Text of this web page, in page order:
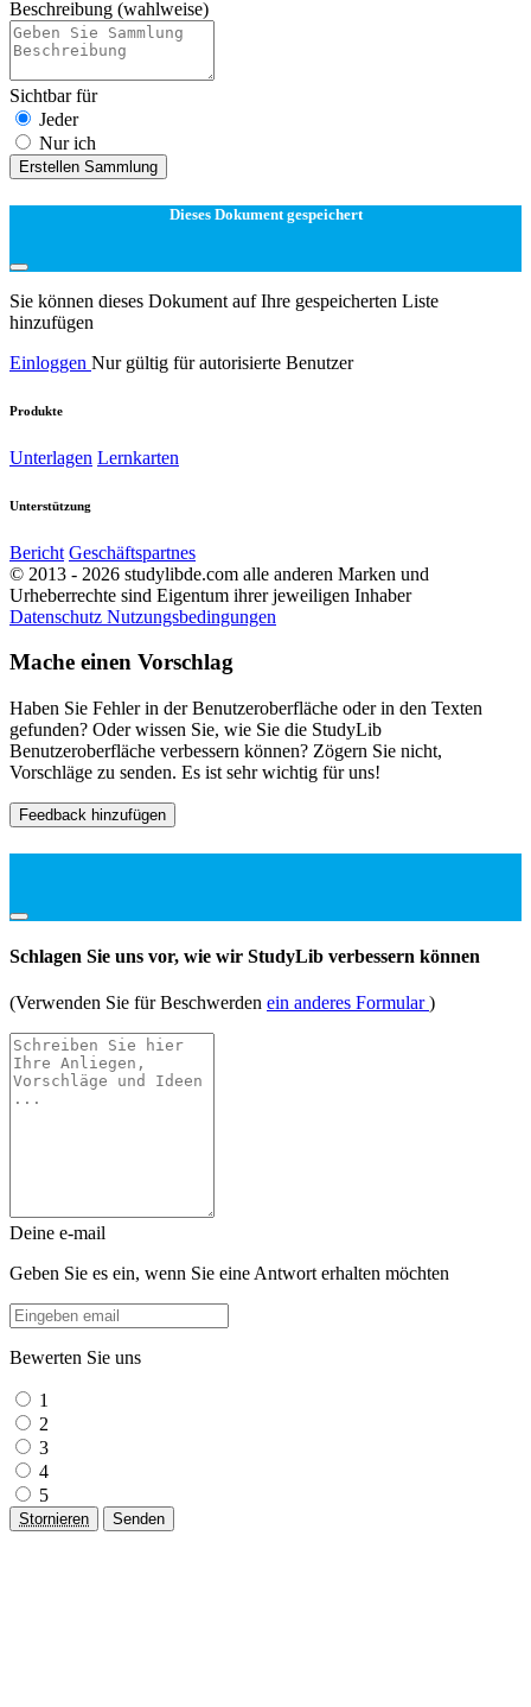
Beschreibung (wahlweise)
Sichtbar für
Jeder
Nur ich
Erstellen Sammlung
Dieses Dokument gespeichert
Sie können dieses Dokument auf Ihre gespeicherten Liste
hinzufügen
Einloggen Nur gültig für autorisierte Benutzer
Produkte
Unterlagen Lernkarten
Unterstützung
Bericht Geschäftspartnes
© 2013 - 2026 studylibde.com alle anderen Marken und
Urheberrechte sind Eigentum ihrer jeweiligen Inhaber
Datenschutz Nutzungsbedingungen
Mache einen Vorschlag
Haben Sie Fehler in der Benutzeroberfläche oder in den Texten
gefunden? Oder wissen Sie, wie Sie die StudyLib
Benutzeroberfläche verbessern können? Zögern Sie nicht,
Vorschläge zu senden. Es ist sehr wichtig für uns!
Feedback hinzufügen
Schlagen Sie uns vor, wie wir StudyLib verbessern können
(Verwenden Sie für Beschwerden ein anderes Formular)
Deine e-mail
Geben Sie es ein, wenn Sie eine Antwort erhalten möchten
Bewerten Sie uns
1
2
3
4
5
Stornieren Senden